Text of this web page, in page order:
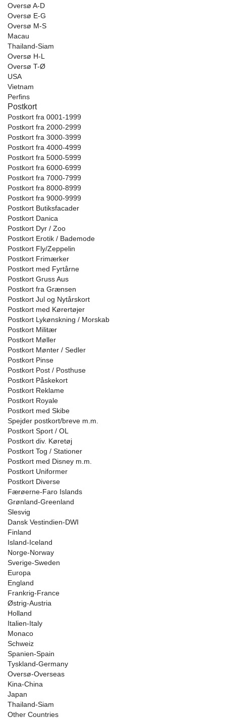
Oversø A-D
Oversø E-G
Oversø M-S
Macau
Thailand-Siam
Oversø H-L
Oversø T-Ø
USA
Vietnam
Perfins
Postkort
Postkort fra 0001-1999
Postkort fra 2000-2999
Postkort fra 3000-3999
Postkort fra 4000-4999
Postkort fra 5000-5999
Postkort fra 6000-6999
Postkort fra 7000-7999
Postkort fra 8000-8999
Postkort fra 9000-9999
Postkort Butiksfacader
Postkort Danica
Postkort Dyr / Zoo
Postkort Erotik / Bademode
Postkort Fly/Zeppelin
Postkort Frimærker
Postkort med Fyrtårne
Postkort Gruss Aus
Postkort fra Grænsen
Postkort Jul og Nytårskort
Postkort med Kørertøjer
Postkort Lykønskning / Morskab
Postkort Militær
Postkort Møller
Postkort Mønter / Sedler
Postkort Pinse
Postkort Post / Posthuse
Postkort Påskekort
Postkort Reklame
Postkort Royale
Postkort med Skibe
Spejder postkort/breve m.m.
Postkort Sport / OL
Postkort div. Køretøj
Postkort Tog / Stationer
Postkort med Disney m.m.
Postkort Uniformer
Postkort Diverse
Færøerne-Faro Islands
Grønland-Greenland
Slesvig
Dansk Vestindien-DWI
Finland
Island-Iceland
Norge-Norway
Sverige-Sweden
Europa
England
Frankrig-France
Østrig-Austria
Holland
Italien-Italy
Monaco
Schweiz
Spanien-Spain
Tyskland-Germany
Oversø-Overseas
Kina-China
Japan
Thailand-Siam
Other Countries